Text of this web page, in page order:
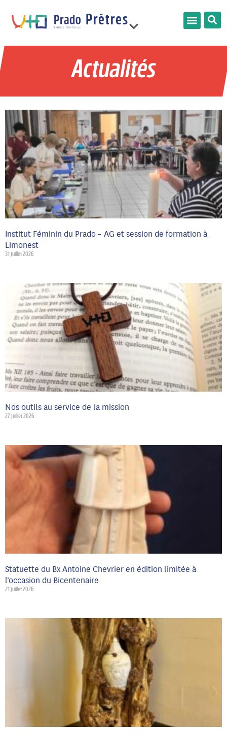
Prêtres
France
Limonest
Actualités
Institut Féminin du Prado – AG et session de formation à
Limonest
31 juillet 2026
Nos outils au service de la mission
27 juillet 2026
Statuette du Bx Antoine Chevrier en édition limitée à
l’occasion du Bicentenaire
21 juillet 2026